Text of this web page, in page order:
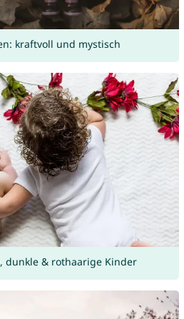
kraftvoll und mystisch
dunkle & rothaarige Kinder